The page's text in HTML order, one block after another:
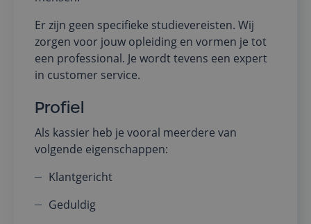
Er zijn geen specifieke studievereisten. Wij
zorgen voor jouw opleiding en vormen je tot
een professional. Je wordt tevens een expert
in customer service.
Profiel
Als kassier heb je vooral meerdere van
volgende eigenschappen:
Klantgericht
Geduldig